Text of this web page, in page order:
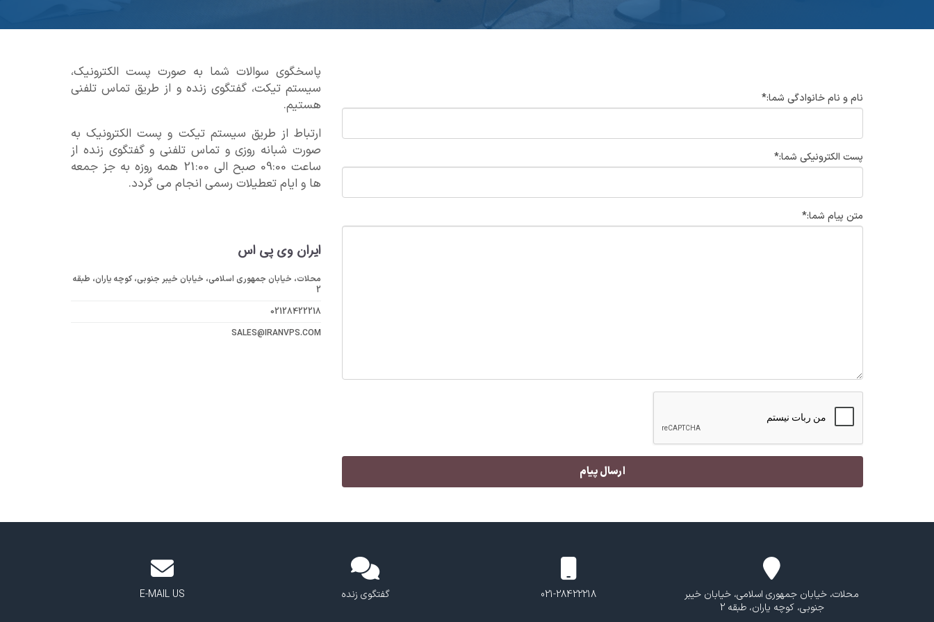
پاسخگوی سوالات شما به صورت پست الکترونیک،
سیستم تیکت، گفتگوی زنده و از طریق تماس تلفنی
هستیم.
ارتباط از طریق سیستم تیکت و پست الکترونیک به
صورت شبانه روزی و تماس تلفنی و گفتگوی زنده از
ساعت 09:00 صبح الی 21:00 همه روزه به جز جمعه
ها و ایام تعطیلات رسمی انجام می گردد.
ایران وی پی اس
محلات، خیابان جمهوری اسلامی، خیابان خیبر جنوبی، کوچه یاران، طبقه
2
02128422218
SALES@IRANVPS.COM
*:نام و نام خانوادگی شما
*:پست الکترونیکی شما
*:متن پیام شما
محلات، خیابان جمهوری اسلامی، خیابان خیبر
جنوبی، کوچه یاران، طبقه 2
021-28422218 گفتگوی زنده E-MAIL US